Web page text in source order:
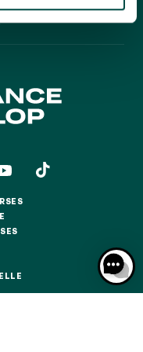
PRIX DE PARIS -